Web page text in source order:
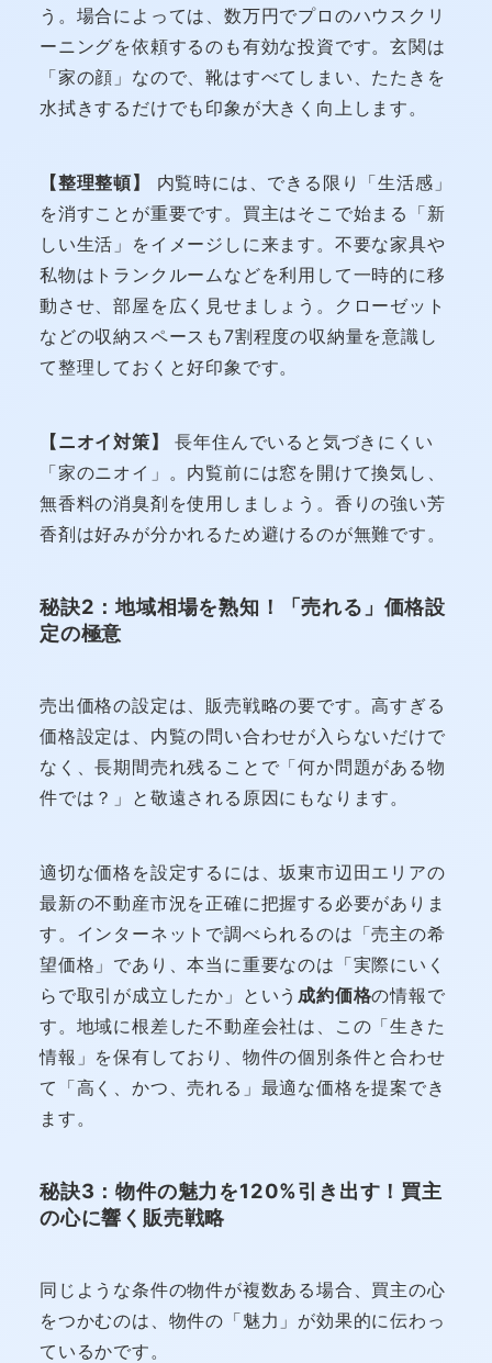
う。場合によっては、数万円でプロのハウスクリ
ーニングを依頼するのも有効な投資です。玄関は
「家の顔」なので、靴はすべてしまい、たたきを
水拭きするだけでも印象が大きく向上します。
【整理整頓】
内覧時には、できる限り「生活感」
を消すことが重要です。買主はそこで始まる「新
しい生活」をイメージしに来ます。不要な家具や
私物はトランクルームなどを利用して一時的に移
動させ、部屋を広く見せましょう。クローゼット
などの収納スペースも7割程度の収納量を意識し
て整理しておくと好印象です。
【ニオイ対策】
長年住んでいると気づきにくい
「家のニオイ」。内覧前には窓を開けて換気し、
無香料の消臭剤を使用しましょう。香りの強い芳
香剤は好みが分かれるため避けるのが無難です。
秘訣2：地域相場を熟知！「売れる」価格設
定の極意
売出価格の設定は、販売戦略の要です。高すぎる
価格設定は、内覧の問い合わせが入らないだけで
なく、長期間売れ残ることで「何か問題がある物
件では？」と敬遠される原因にもなります。
適切な価格を設定するには、坂東市辺田エリアの
最新の不動産市況を正確に把握する必要がありま
す。インターネットで調べられるのは「売主の希
望価格」であり、本当に重要なのは「実際にいく
らで取引が成立したか」という 成約価格の情報で
す。地域に根差した不動産会社は、この「生きた
情報」を保有しており、物件の個別条件と合わせ
て「高く、かつ、売れる」最適な価格を提案でき
ます。
秘訣3：物件の魅力を120%引き出す！買主
の心に響く販売戦略
同じような条件の物件が複数ある場合、買主の心
をつかむのは、物件の「魅力」が効果的に伝わっ
ているかです。